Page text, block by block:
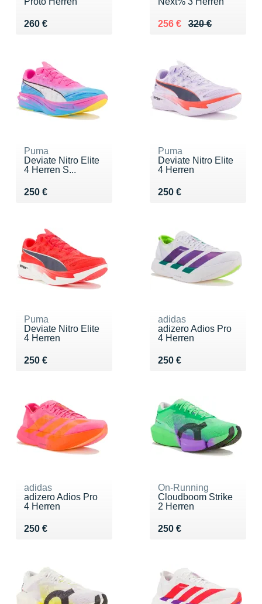
260 €
Vendu 260 € 320 €
Au lieu de 320 €
256 €
Vendu 256 €
Puma
Deviate Nitro Elite
4 Herren S...
250 €
Vendu 250 €
Puma
Deviate Nitro Elite
4 Herren
250 €
Vendu 250 €
Puma
Deviate Nitro Elite
4 Herren
250 €
Vendu 250 €
adidas
adizero Adios Pro
4 Herren
250 €
Vendu 250 €
adidas
adizero Adios Pro
4 Herren
250 €
Vendu 250 €
On-Running
Cloudboom Strike
2 Herren
250 €
Vendu 250 €